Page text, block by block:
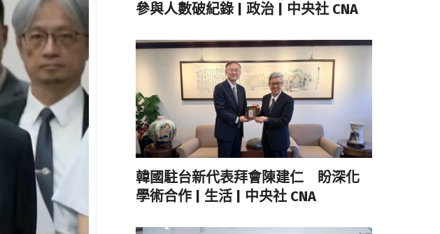
參與人數破紀錄 | 政治 | 中央社 CNA
韓國駐台新代表拜會陳建仁 盼深化
學術合作 | 生活 | 中央社 CNA